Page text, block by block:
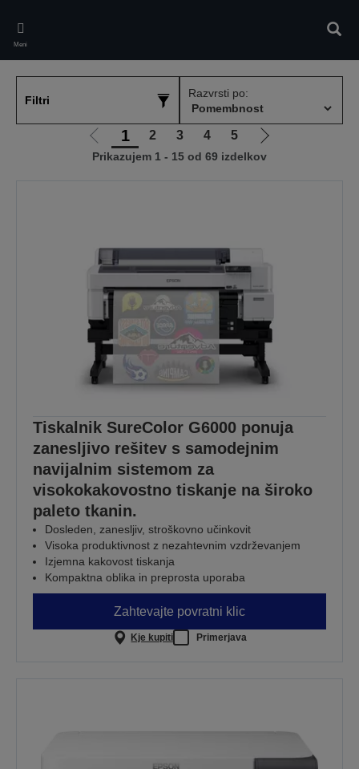
main
content
Meni
Filtri
Razvrsti po:
Pojdi
na
1 2 3 4 5
Pojdi
na
Prikazujem 1 - 15 od 69 izdelkov
Tiskalnik SureColor G6000 ponuja
zanesljivo rešitev s samodejnim
navijalnim sistemom za
visokokakovostno tiskanje na široko
paleto tkanin.
Dosleden, zanesljiv, stroškovno učinkovit
Visoka produktivnost z nezahtevnim vzdrževanjem
Izjemna kakovost tiskanja
Kompaktna oblika in preprosta uporaba
Zahtevajte povratni klic
Kje kupiti Primerjava